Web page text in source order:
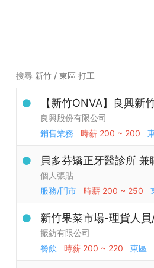
搜尋 新竹 / 東區 打工
【新竹ONVA】良興新
良興股份有限公司
銷售業務
時薪 200 ~ 200
貝多芬矯正牙醫診所 兼
個人張貼
服務/門市
時薪 200 ~ 250
新竹果菜市場-理貨人
振鈁有限公司
餐飲
時薪 200 ~ 220 東區